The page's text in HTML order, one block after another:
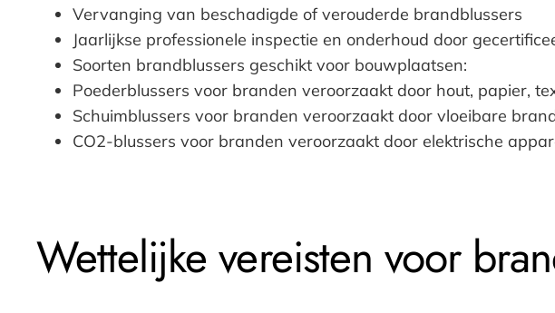
Vervanging van beschadigde of verouderde brandblussers
Jaarlijkse professionele inspectie en onderhoud door
Soorten brandblussers geschikt voor bouwplaatsen:
Poederblussers voor branden veroorzaakt door hout, papier,
Schuimblussers voor branden veroorzaakt door vloeibare
CO2-blussers voor branden veroorzaakt door elektrische
Wettelijke vereisten voor